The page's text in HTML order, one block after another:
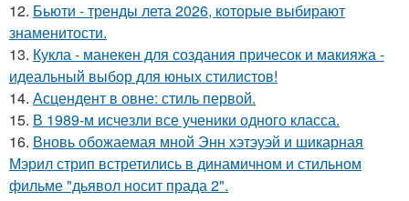
12. Бьюти - тренды лета 2026, которые выбирают
знаменитости.
13. Кукла - манекен для создания причесок и макияжа -
идеальный выбор для юных стилистов!
14. Асцендент в овне: стиль первой.
15. В 1989-м исчезли все ученики одного класса.
16. Вновь обожаемая мной Энн хэтэуэй и шикарная
Мэрил стрип встретились в динамичном и стильном
фильме "дьявол носит прада 2".